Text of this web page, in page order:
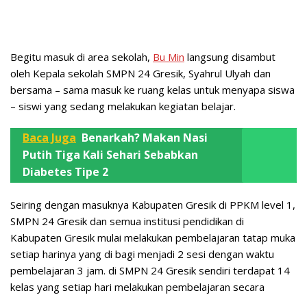
Begitu masuk di area sekolah, Bu Min langsung disambut
oleh Kepala sekolah SMPN 24 Gresik, Syahrul Ulyah dan
bersama – sama masuk ke ruang kelas untuk menyapa siswa
– siswi yang sedang melakukan kegiatan belajar.
Baca Juga Benarkah? Makan Nasi
Putih Tiga Kali Sehari Sebabkan
Diabetes Tipe 2
Seiring dengan masuknya Kabupaten Gresik di PPKM level 1,
SMPN 24 Gresik dan semua institusi pendidikan di
Kabupaten Gresik mulai melakukan pembelajaran tatap muka
setiap harinya yang di bagi menjadi 2 sesi dengan waktu
pembelajaran 3 jam. di SMPN 24 Gresik sendiri terdapat 14
kelas yang setiap hari melakukan pembelajaran secara